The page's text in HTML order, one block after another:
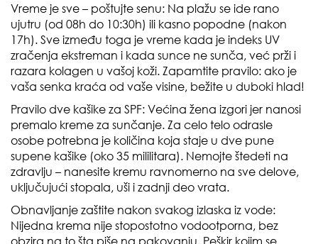
Vreme je sve – poštujte senu: Na plažu se ide rano
ujutru (od 08h do 10:30h) ili kasno popodne (nakon
17h). Sve između toga je vreme kada je indeks UV
zračenja ekstreman i kada sunce ne sunča, već prži i
razara kolagen u vašoj koži. Zapamtite pravilo: ako je
vaša senka kraća od vaše visine, bežite u duboki hlad!
Pravilo dve kašike za SPF: Većina žena izgori jer nanosi
premalo kreme za sunčanje. Za celo telo odrasle
osobe potrebna je količina koja staje u dve pune
supene kašike (oko 35 mililitara). Nemojte štedeti na
zdravlju – nanesite kremu ravnomerno na sve delove,
uključujući stopala, uši i zadnji deo vrata.
Obnavljanje zaštite nakon svakog izlaska iz vode:
Nijedna krema nije stopostotno vodootporna, bez
obzira na to šta piše na pakovanju. Peškir kojim se